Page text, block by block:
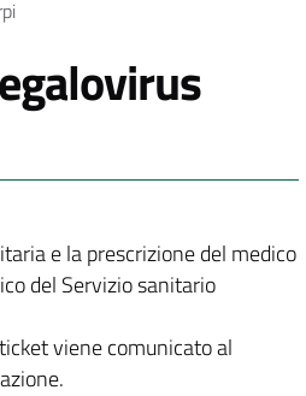
e la prescrizione del medico
del Servizio sanitario
viene comunicato al